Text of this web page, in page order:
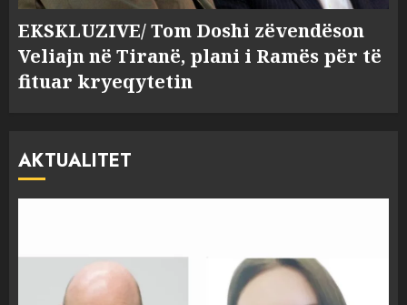
EKSKLUZIVE/ Tom Doshi zëvendëson
Veliajn në Tiranë, plani i Ramës për të
fituar kryeqytetin
AKTUALITET